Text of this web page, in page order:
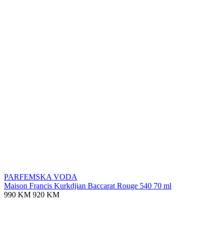
PARFEMSKA VODA
Maison Francis Kurkdjian Baccarat Rouge 540 70 ml
990 KM 920 KM